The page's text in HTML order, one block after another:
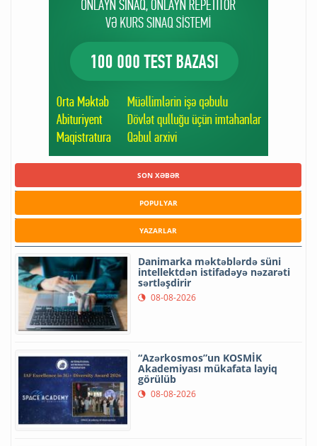
SON XƏBƏR
POPULYAR
YAZARLAR
Danimarka məktəblərdə süni
intellektdən istifadəyə nəzarəti
sərtləşdirir
08-08-2026
“Azərkosmos”un KOSMİK
Akademiyası mükafata layiq
görülüb
08-08-2026